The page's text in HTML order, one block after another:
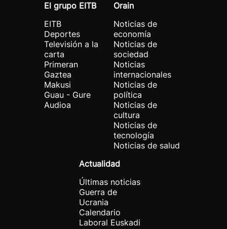
El grupo EITB
EITB
Deportes
Televisión a la
carta
Primeran
Gaztea
Makusi
Guau - Gure
Audioa
Orain
Noticias de
economía
Noticias de
sociedad
Noticias
internacionales
Noticias de
política
Noticias de
cultura
Noticias de
tecnología
Noticias de salud
Actualidad
Últimas noticias
Guerra de
Ucrania
Calendario
Laboral Euskadi